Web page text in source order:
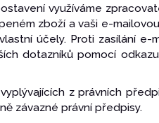
využíváme
zboží a vaši e-
účely. Proti zasílání e-
dotazníků pomocí
z právních
závazné právní předpisy.